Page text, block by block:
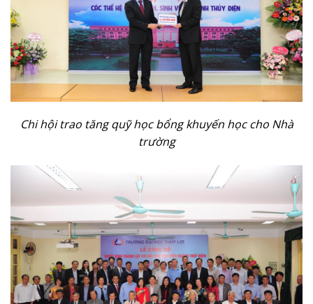
Chi hội trao tăng quỹ học bổng khuyến học cho Nhà
trường